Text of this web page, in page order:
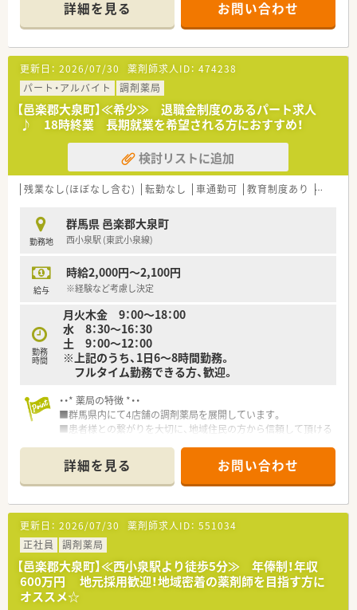
■産休育休取得率100％！⼦育て世代が多いため、スタッフ同⼠
で⼦どもの⾏事や記念⽇など調整して、お休みを取れるようにし
ています。
<充実の教育体制＞
■新⼊社員、中堅社員、管理者など、キャリアステップに合わせ
て様々なキャリア⽀援を⾏っています。
■研修内容は、ビジネスマナーから医療施設⾒学研修まで多岐に
渡ります。
■毎月、医師や製薬会社等を招いての勉強会を開催しています。
■新⼊社員⼀⼈ひとりを、2～3年目の先輩が指導・相談役となっ
てサポートするメンター制度を導入しています。
■病院門前の店舗で、内科・外科を中心に複数科目を応需してい
ます。
■OTCも豊富に揃えておりますので、幅広く経験を積むことがで
■処方枚数は1日120枚程度。採用品目数は約1,600品目となり
ます。
ます。
■レセコンは源内、EMシステムズを使⽤しています。
＜こんな企業です＞
■群馬県太田市を中心に県内に10店舗の調剤薬局を展開してい
■社長をはじめ、経営層は薬剤師で現場に入られているため、現
場との距離感が近く相談しやすい社風です。
■薬局事業以外にも、居宅介護支援事業やコンサルティング事業
を展開しており、 企業としての安定性があります。
■在宅医療は15年以上の実績があり、個人・施設共に往診同行も
積極的に行っております。
■ケアマネージャーも在籍しており、介護保険の分野を勉強する
ことができる環境です。
詳細を見る お問い合わせ
更新日： 2026/07/30 薬剤師求人ID： 474238
パート・アルバイト
調剤薬局
【邑楽郡大泉町】≪希少≫ 退職金制度のあるパート求人
♪ 18時終業 長期就業を希望される方におすすめ！
検討リストに追加
残業なし(ほぼなし含む) 転勤なし 車通勤可 教育制度あり シフト
勤務地
群馬県 邑楽郡大泉町
西小泉駅 (東武小泉線)
給与
時給2,000円～2,100円
※経験など考慮し決定
勤務
時間
月火木金 9：00～18：00
水 8：30～16：30
土 9：00～12：00
※上記のうち、1日6～8時間勤務。
フルタイム勤務できる方、歓迎。
・・* 薬局の特徴 *・・
■群馬県内にて4店舗の調剤薬局を展開しています。
■患者様との繋がりを大切に、地域住民の方から信頼して頂ける
また、安心してご利用頂ける薬局を目指しております。
■定期的に社内勉強会を実施しております。
社内での交流や情報交換、互いに勉強を教え合い、学び合い社
員のスキルアップに努めております。
また、交流を深めることによりチームワークが強くなります。
■局内はとても明るい雰囲気。働くスタッフ同士の連携もスム
ーズな環境です。
■遠方への転勤なく、長期的な安定就業が可能です。
詳細を見る お問い合わせ
更新日： 2026/07/30 薬剤師求人ID： 551034
正社員
調剤薬局
【邑楽郡大泉町】≪西小泉駅より徒歩5分≫ 年俸制！年収
600万円 地元採用歓迎！地域密着の薬剤師を目指す方に
オススメ☆